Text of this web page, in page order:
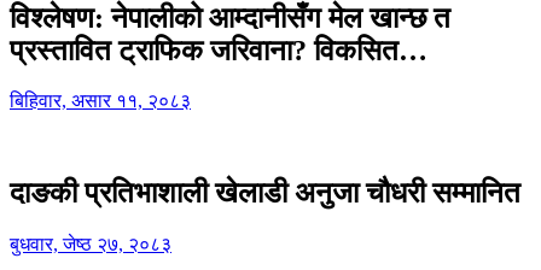
विश्लेषण: नेपालीको आम्दानीसँग मेल खान्छ त
प्रस्तावित ट्राफिक जरिवाना? विकसित…
बिहिवार, असार ११, २०८३
दाङकी प्रतिभाशाली खेलाडी अनुजा चौधरी सम्मानित
बुधवार, जेष्ठ २७, २०८३